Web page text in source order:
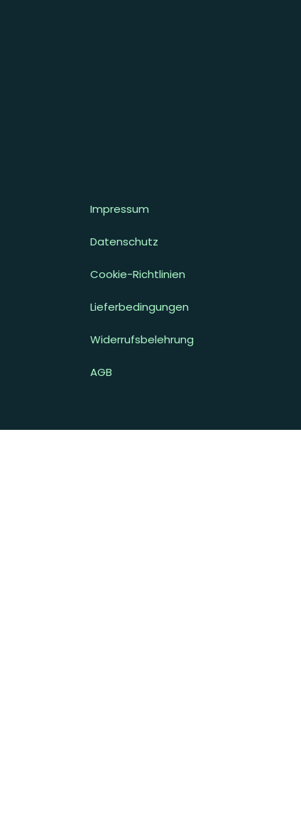
Impressum
Datenschutz
Cookie-Richtlinien
Lieferbedingungen
Widerrufsbelehrung
AGB